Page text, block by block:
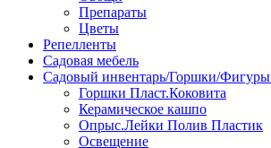
Препараты
Цветы
Репелленты
Садовая мебель
Садовый инвентарь/Горшки/Фигуры
Горшки Пласт.Коковита
Керамическое кашпо
Опрыс.Лейки Полив Пластик
Освещение